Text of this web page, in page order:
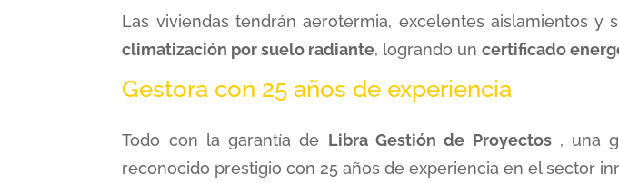
Las viviendas tendrán aerotermia, excelentes aislamientos y
climatización por suelo radiante, logrando uncertificado
Gestora con 25 años de experiencia
Todo con la garantía de Libra Gestión de Proyectos, una
reconocido prestigio con 25 años de experiencia en el sector